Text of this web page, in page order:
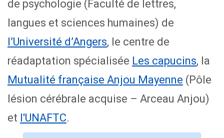
de psychologie (Faculté de lettres,
langues et sciences humaines) de
l’Université d’Angers, le centre de
réadaptation spécialisée Les capucins, la
Mutualité française Anjou Mayenne (Pôle
lésion cérébrale acquise – Arceau Anjou)
et l'UNAFTC.